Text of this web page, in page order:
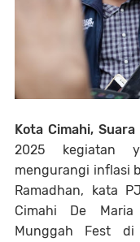
Kota Cimahi,
2025 kegiatan
mengurangi inflasi
Ramadhan, kata
Cimahi De
Munggah Fest di